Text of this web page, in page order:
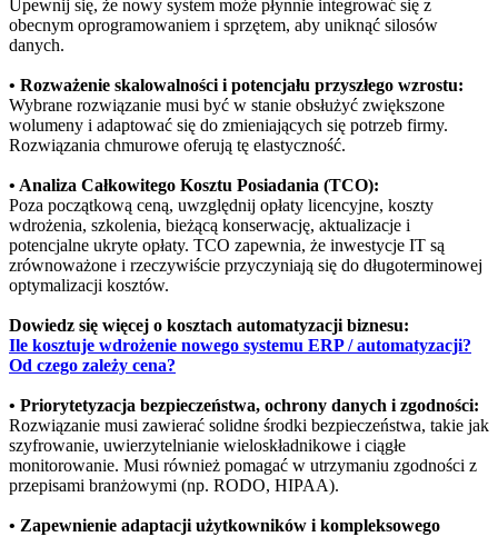
Upewnij się, że nowy system może płynnie integrować się z
obecnym oprogramowaniem i sprzętem, aby uniknąć silosów
danych.
• Rozważenie skalowalności i potencjału przyszłego wzrostu:
Wybrane rozwiązanie musi być w stanie obsłużyć zwiększone
wolumeny i adaptować się do zmieniających się potrzeb firmy.
Rozwiązania chmurowe oferują tę elastyczność.
• Analiza Całkowitego Kosztu Posiadania (TCO):
Poza początkową ceną, uwzględnij opłaty licencyjne, koszty
wdrożenia, szkolenia, bieżącą konserwację, aktualizacje i
potencjalne ukryte opłaty. TCO zapewnia, że inwestycje IT są
zrównoważone i rzeczywiście przyczyniają się do długoterminowej
optymalizacji kosztów.
Dowiedz się więcej o kosztach automatyzacji biznesu:
Ile kosztuje wdrożenie nowego systemu ERP / automatyzacji?
Od czego zależy cena?
• Priorytetyzacja bezpieczeństwa, ochrony danych i zgodności:
Rozwiązanie musi zawierać solidne środki bezpieczeństwa, takie jak
szyfrowanie, uwierzytelnianie wieloskładnikowe i ciągłe
monitorowanie. Musi również pomagać w utrzymaniu zgodności z
przepisami branżowymi (np. RODO, HIPAA).
• Zapewnienie adaptacji użytkowników i kompleksowego